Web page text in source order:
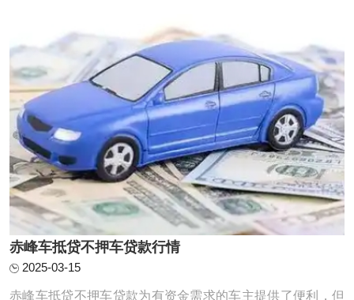
赤峰车抵贷不押车贷款行情
2025-03-15
赤峰车抵贷不押车贷款为有资金需求的车主提供了便利，但